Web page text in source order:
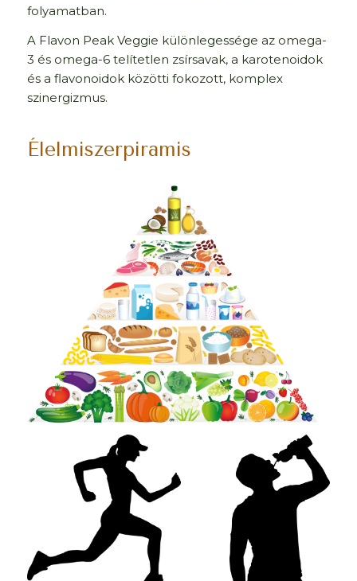
folyamatban.
A Flavon Peak Veggie különlegessége az omega-
3 és omega-6 telítetlen zsírsavak, a karotenoidok
és a flavonoidok közötti fokozott, komplex
szinergizmus.
Élelmiszerpiramis